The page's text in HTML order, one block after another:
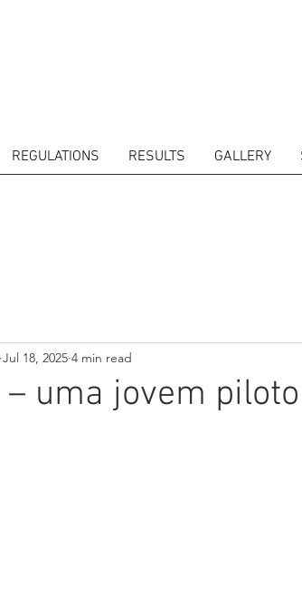
REGULATIONS RESULTS GALLERY
uma jovem
Jul 18, 2025 4 min read